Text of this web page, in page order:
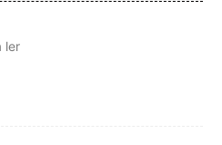
ler